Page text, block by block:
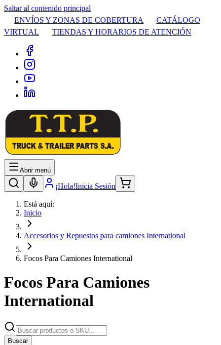
Saltar al contenido principal
ENVÍOS Y ZONAS DE COBERTURA
CATÁLOGO
VIRTUAL
TIENDAS Y HORARIOS DE ATENCIÓN
Abrir menú
¡Hola!Inicia Sesión
Está aquí:
Inicio
Accesorios y Repuestos para camiones International
Focos Para Camiones International
Focos Para Camiones
International
Buscar